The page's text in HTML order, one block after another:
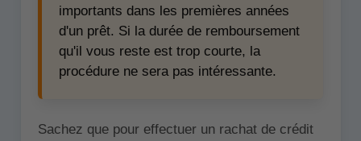
importants dans les premières années
d'un prêt. Si la durée de remboursement
qu'il vous reste est trop courte, la
procédure ne sera pas intéressante.
Sachez que pour effectuer un rachat de crédit